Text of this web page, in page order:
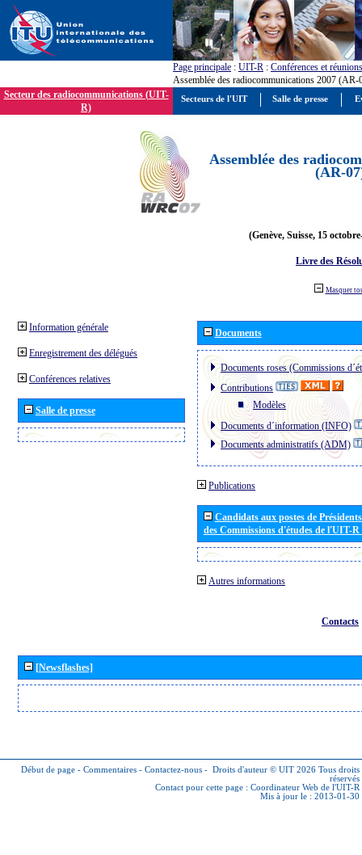
Page principale : UIT-R : Conférences et réunions
Assemblée des radiocommunications 2007 (AR-
Secteur des radiocommunications (UIT-
R)
Assemblée des
(AR-
(Genève, Suisse, 15
Livre des
Masquer
Information générale
Enregistrement des délégués
Conférences relatives
Salle de presse
Documents
Documents roses (Commissions
Contributions
Modèles
Documents d´information (INFO)
Documents administratifs (ADM)
Publications
Candidats aux postes de
des Commissions d'études de l'UIT-
Autres informations
Contacts
[Newsflashes]
Début de page - Commentaires - Contactez-nous - Droits d'auteur © UIT 2026 Tous droits
réservés
Contact pour cette page : Coordinateur Web de l'UIT-R
Mis à jour le : 2013-01-30
Secteurs de l'UIT Salle de presse